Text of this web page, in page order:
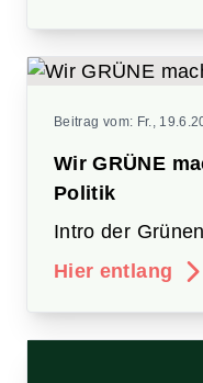
Beitrag vom: Fr.,
Wir GRÜNE
Politik
Intro der
Hier entlang